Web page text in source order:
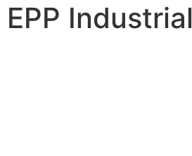
EPP Industrial